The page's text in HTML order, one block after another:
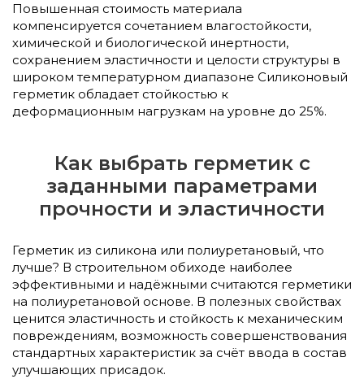
Повышенная стоимость материала
компенсируется сочетанием влагостойкости,
химической и биологической инертности,
сохранением эластичности и целости структуры в
широком температурном диапазоне Силиконовый
герметик обладает стойкостью к
деформационным нагрузкам на уровне до 25%.
Как выбрать герметик с
заданными параметрами
прочности и эластичности
Герметик из силикона или полиуретановый, что
лучше? В строительном обиходе наиболее
эффективными и надёжными считаются герметики
на полиуретановой основе. В полезных свойствах
ценится эластичность и стойкость к механическим
повреждениям, возможность совершенствования
стандартных характеристик за счёт ввода в состав
улучшающих присадок.